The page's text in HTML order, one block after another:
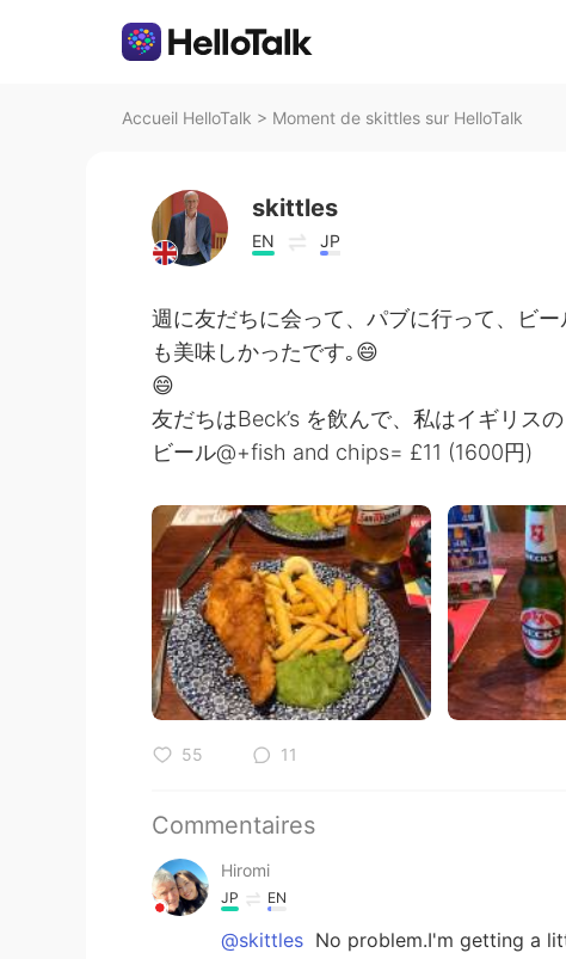
Accueil HelloTalk > Moment de skittles sur HelloTalk
skittles
EN JP
週に友だちに会って、パブに行って、ビ
も美味しかったです｡😄
😄
友だちはBeck’s を飲んで、私はイギリス
ビール@+fish and chips= £11 (1600円)
55 11
Commentaires
Hiromi
JP EN
@skittles No problem.I'm getting a